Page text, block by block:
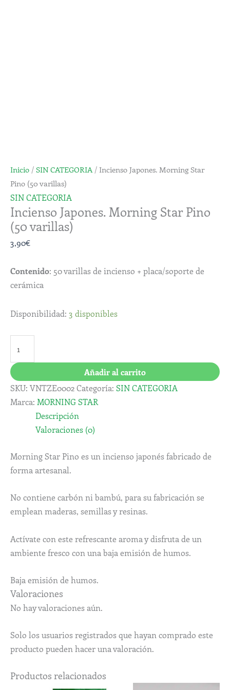
Inicio / SIN CATEGORIA/ Incienso Japones. Morning Star
Pino (50 varillas)
SIN CATEGORIA
Incienso Japones. Morning Star Pino
(50 varillas)
3,90€
Contenido: 50 varillas de incienso + placa/soporte de
cerámica
Disponibilidad: 3 disponibles
Añadir al carrito
SKU: VNTZE0002Categoría: SIN CATEGORIA
Marca: MORNING STAR
Descripción
Valoraciones (0)
Morning Star Pino es un incienso japonés fabricado de
forma artesanal.
No contiene carbón ni bambú, para su fabricación se
emplean maderas, semillas y resinas.
Actívate con este refrescante aroma y disfruta de un
ambiente fresco con una baja emisión de humos.
Baja emisión de humos.
Valoraciones
No hay valoraciones aún.
Solo los usuarios registrados que hayan comprado este
producto pueden hacer una valoración.
Productos relacionados